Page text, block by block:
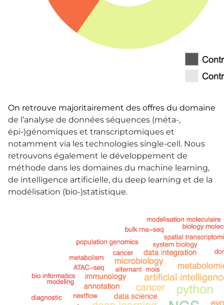
On retrouve majoritairement des offres du domaine
de l’analyse de données séquences (méta-,
épi-)génomiques et transcriptomiques et
notamment via les technologies single-cell. Nous
retrouvons également le développement de
méthode dans les domaines du machine learning,
de intelligence artificielle, du deep learning et de la
modélisation (bio-)statistique.